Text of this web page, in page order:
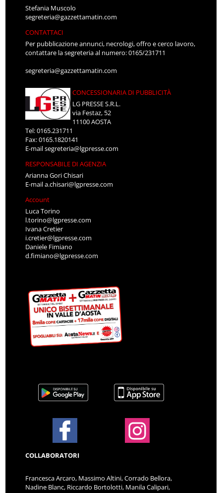
Stefania Muscolo
segreteria@gazzettamatin.com
CONTATTACI
Per pubblicazione annunci, necrologi, offro e cerco lavoro,
contattare la segreteria al numero: 0165/231711
segreteria@gazzettamatin.com
CONCESSIONARIA DI PUBBLICITÀ
LG PRESSE S.R.L.
via Festaz, 52
11100 AOSTA
Tel: 0165.231711
Fax: 0165.1820141
E-mailsegreteria@lgpresse.com
RESPONSABILE DI AGENZIA
Arianna Gori Chisari
E-maila.chisari@lgpresse.com
Account
Luca Torino
l.torino@lgpresse.com
Ivana Cretier
i.cretier@lgpresse.com
Daniele Fimiano
d.fimiano@lgpresse.com
COLLABORATORI
Francesca Arcaro, Massimo Altini, Corrado Bellora,
Nadine Blanc, Riccardo Bortolotti, Manila Calipari,